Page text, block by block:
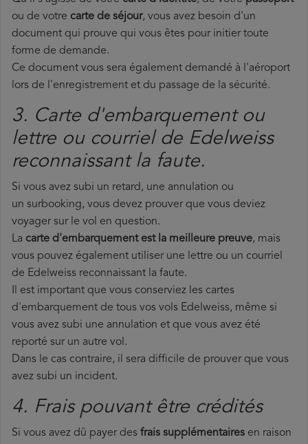
ou de votre carte de séjour, vous avez besoin d'un
document qui prouve qui vous êtes pour initier toute
forme de demande.
Ce document vous sera également demandé à l'aéroport
lors de l'enregistrement et du passage de la sécurité.
3. Carte d'embarquement ou
lettre ou courriel de Edelweiss
reconnaissant la faute.
Si vous avez subi un retard, une annulation ou
un surbooking, vous devez prouver que vous deviez
voyager sur le vol en question.
La carte d'embarquement est la meilleure preuve, mais
vous pouvez également utiliser une lettre ou un courriel
de Edelweiss reconnaissant la faute.
Il est important que vous conserviez les cartes
d'embarquement de tous vos vols Edelweiss, même si
vous avez subi une annulation et que vous avez été
reporté sur un autre vol.
Dans le cas contraire, il sera difficile de prouver que vous
avez subi un incident.
4. Frais pouvant être crédités
Si vous avez dû payer des frais supplémentaires en raison